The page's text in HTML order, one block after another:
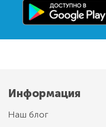
Информация
Наш блог